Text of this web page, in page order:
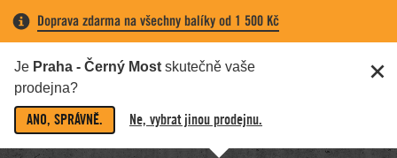
Doprava zdarma na všechny balíky od 1 500 Kč
Je Praha - Černý Most skutečně vaše
prodejna?
ANO, SPRÁVNĚ. Ne, vybrat jinou prodejnu.